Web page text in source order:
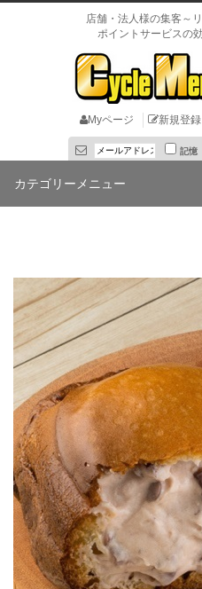
店舗・法人様の集客～
ポイントサービスの
Myページ 新規登録
記憶
カテゴリーメニュー